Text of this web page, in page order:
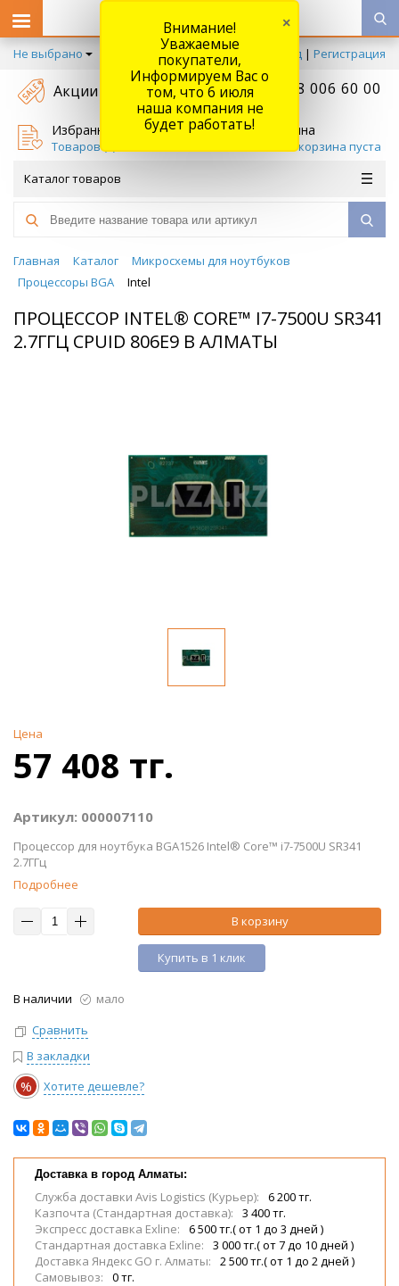
Не выбрано Вход | Регистрация
Акции +7 778 006 60 00
Избранное
Товаров (
Корзина
Ваша корзина пуста
Каталог товаров
Главная Каталог
Микросхемы для ноутбуков
Процессоры BGA
Intel
ПРОЦЕССОР INTEL® CORE™ I7-7500U SR341
2.7ГГЦ CPUID 806E9 В АЛМАТЫ
Цена
57 408 тг.
Артикул: 000007110
Процессор для ноутбука BGA1526 Intel® Core™ i7-7500U SR341
2.7ГГц
Подробнее
В корзину
Купить в 1 клик
В наличии
мало
Сравнить
В закладки
% Хотите дешевле?
Доставка в город Алматы:
Служба доставки Avis Logistics (Курьер):
6 200 тг.
Казпочта (Стандартная доставка):
3 400 тг.
Экспресс доставка Exline:
6 500 тг.( от 1 до 3 дней )
Стандартная доставка Exline:
3 000 тг.( от 7 до 10 дней )
Доставка Яндекс GO г. Алматы:
2 500 тг.( от 1 до 2 дней )
Самовывоз:
0 тг.
Внимание!
Уважаемые
покупатели,
Информируем Вас о
том, что 6 июля
наша компания не
будет работать!
×